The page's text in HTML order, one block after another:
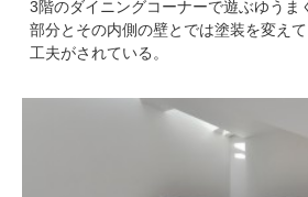
3階のダイニングコーナーで遊ぶゆうま
部分とその内側の壁とでは塗装を変え
工夫がされている。